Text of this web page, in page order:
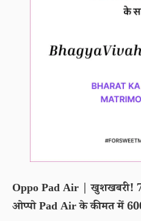
Oppo Pad Air | खुशखबरी!
ओप्पो Pad Air के कीमत में